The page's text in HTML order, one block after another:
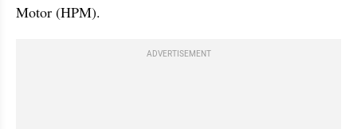
Motor (HPM).
ADVERTISEMENT